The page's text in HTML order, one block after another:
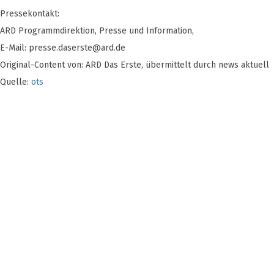
Pressekontakt:
ARD Programmdirektion, Presse und Information,
E-Mail: presse.daserste@ard.de
Original-Content von: ARD Das Erste, übermittelt durch news aktuell
Quelle: ots